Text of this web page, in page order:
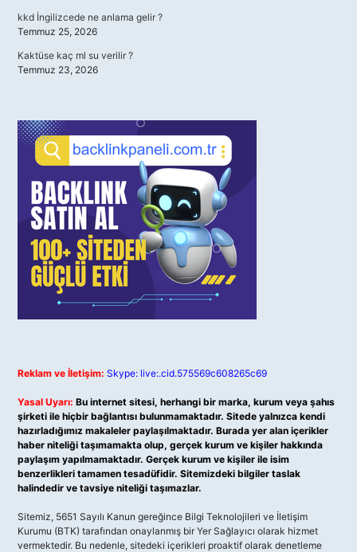
kkd İngilizcede ne anlama gelir ?
Temmuz 25, 2026
Kaktüse kaç ml su verilir ?
Temmuz 23, 2026
Reklam ve İletişim: Skype: live:.cid.575569c608265c69
Yasal Uyarı: Bu internet sitesi, herhangi bir marka, kurum veya şahıs
şirketi ile hiçbir bağlantısı bulunmamaktadır. Sitede yalnızca kendi
hazırladığımız makaleler paylaşılmaktadır. Burada yer alan içerikler
haber niteliği taşımamakta olup, gerçek kurum ve kişiler hakkında
paylaşım yapılmamaktadır. Gerçek kurum ve kişiler ile isim
benzerlikleri tamamen tesadüfidir. Sitemizdeki bilgiler taslak
halindedir ve tavsiye niteliği taşımazlar.
Sitemiz, 5651 Sayılı Kanun gereğince Bilgi Teknolojileri ve İletişim
Kurumu (BTK) tarafından onaylanmış bir Yer Sağlayıcı olarak hizmet
vermektedir. Bu nedenle, sitedeki içerikleri proaktif olarak denetleme